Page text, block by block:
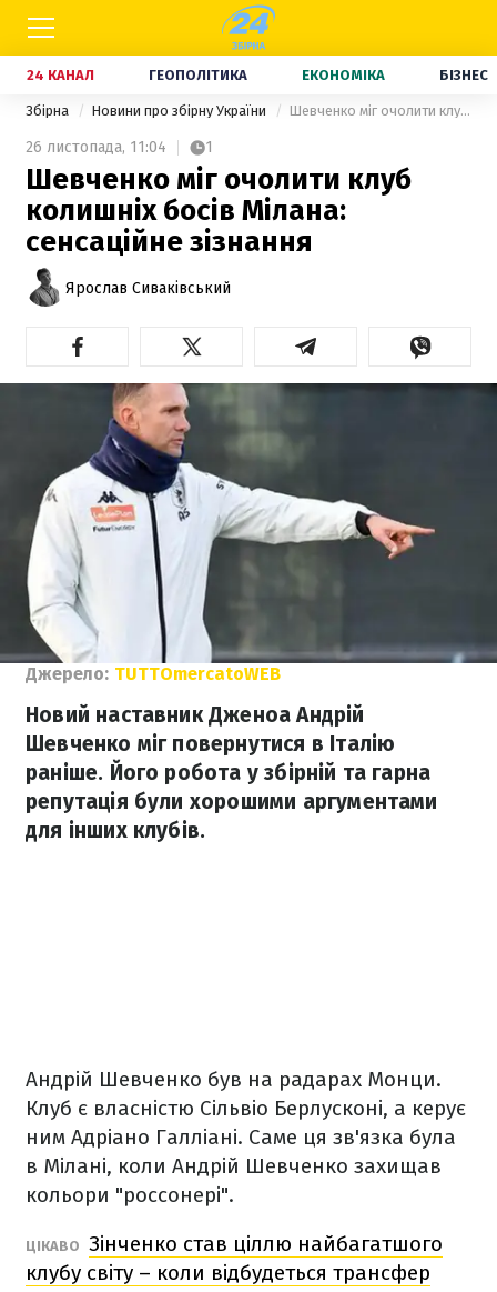
24 КАНАЛ ГЕОПОЛІТИКА ЕКОНОМІКА БІЗНЕС
Збірна Новини про збірну України Шевченко міг очолити клуб колишніх босів Мілана: сенсаційне зізнання
26 листопада, 11:04 1
Шевченко міг очолити клуб
колишніх босів Мілана:
сенсаційне зізнання
Ярослав Сиваківський
Джерело: TUTTOmercatoWEB
Новий наставник Дженоа Андрій
Шевченко міг повернутися в Італію
раніше. Його робота у збірній та гарна
репутація були хорошими аргументами
для інших клубів.
Андрій Шевченко був на радарах Монци.
Клуб є власністю Сільвіо Берлусконі, а керує
ним Адріано Галліані. Саме ця зв'язка була
в Мілані, коли Андрій Шевченко захищав
кольори "россонері".
ЦІКАВО Зінченко став ціллю найбагатшого
клубу світу – коли відбудеться трансфер